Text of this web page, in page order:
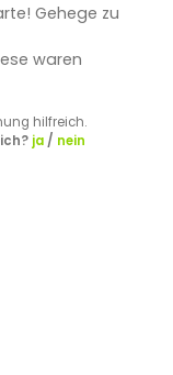
Gehege zu
waren
hilfreich.
ja/ nein